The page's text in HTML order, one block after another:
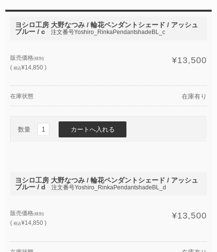
ヨシロ工房 大野なつみ / 輪花ペンダントシェード / アッシュ
ブルー / c
注文番号Yoshiro_RinkaPendantshadeBL_c
販売価格(税別)
(税込¥14,850 )
¥13,500
在庫状態 在庫有り
数量
ヨシロ工房 大野なつみ / 輪花ペンダントシェード / アッシュ
ブルー / d
注文番号Yoshiro_RinkaPendantshadeBL_d
販売価格(税別)
(税込¥14,850 )
¥13,500